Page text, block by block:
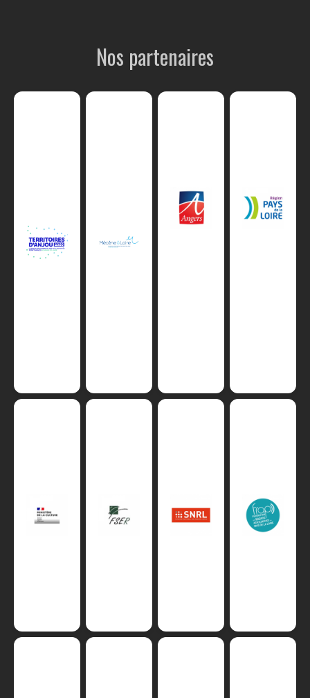
Nos partenaires